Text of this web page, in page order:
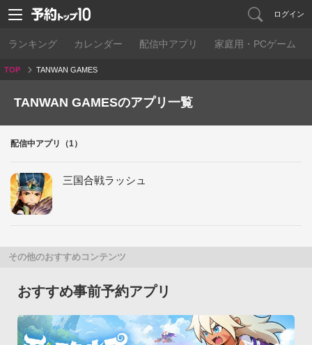
ログイン
ランキング カレンダー 配信中アプリ 家庭用・PCゲーム
TOP TANWAN GAMES
TANWAN GAMESのアプリ一覧
配信中アプリ（1）
三国合戦ラッシュ
その他のおすすめコンテンツ
おすすめ事前予約アプリ